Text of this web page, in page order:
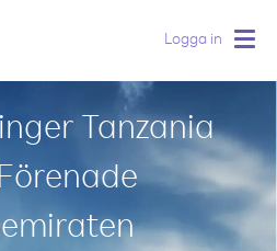
Logga in
Tanzania